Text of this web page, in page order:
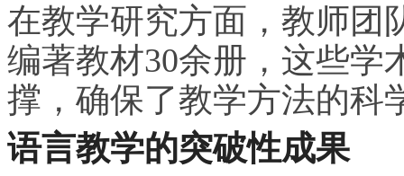
在教学研究方面，教师团
编著教材30余册，这些学
撑，确保了教学方法的科
语言教学的突破性成果